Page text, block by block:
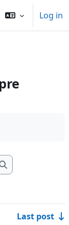
Log in
forums
Search forums
Last post